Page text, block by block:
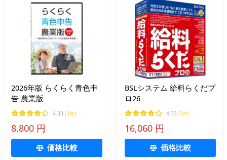
2026年版 らくらく青色申
告 農業版
4.33 (3件)
8,800 円
価格比較
BSLシステム 給料らくだプ
ロ26
4.33 (3件)
16,060 円
価格比較